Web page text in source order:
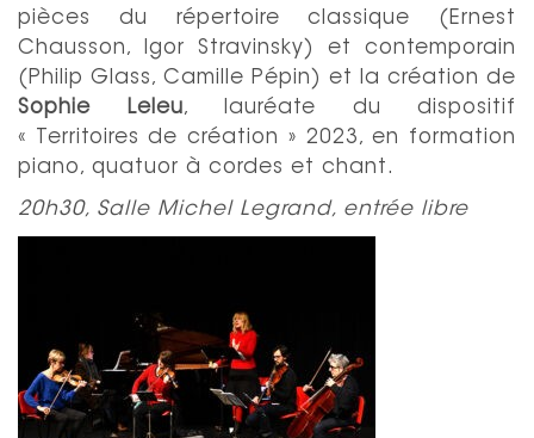
pièces du répertoire classique (Ernest
Chausson, Igor Stravinsky) et contemporain
(Philip Glass, Camille Pépin) et la création de
Sophie Leleu, lauréate du dispositif
« Territoires de création » 2023, en formation
piano, quatuor à cordes et chant.
20h30, Salle Michel Legrand, entrée libre